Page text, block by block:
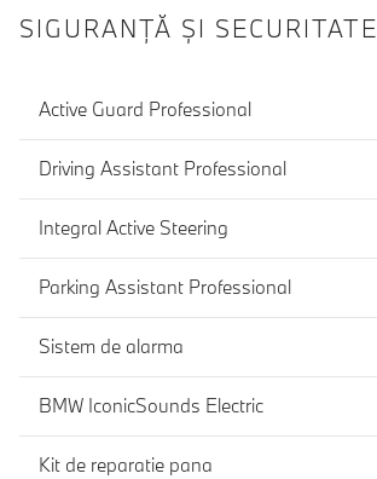
SIGURANŢĂ ŞI SECURITATE
Active Guard Professional
Driving Assistant Professional
Integral Active Steering
Parking Assistant Professional
Sistem de alarma
BMW IconicSounds Electric
Kit de reparatie pana